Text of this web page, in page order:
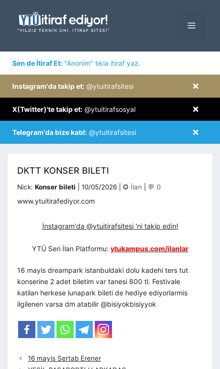
MENÜ
Sen de İtiraf Et: "Anonim" tıkla itiraf yaz.
×
Instagram'da takip et: @ytuitirafsitesi
×
X(Twitter)'te takip et: @ytuitirafsosyal
×
Telegram'da bize katıl: @ytuitirafsitesi
DKTT KONSER BILETI
Nick: Konser bileti 10/05/2026 Kategoriler
✪ İlan 💬 0
www.ytuitirafediyor.com
İnstagram'da @ytuitirafsitesi 'ni takip edin!
YTÜ Seri İlan Platformu: ytukampus.com/ilanlar
16 mayis dreampark istanbuldaki dolu kadehi ters tut
konserine 2 adet biletim var tanesi 800 tl. Festivale
katilan herkese lunapark bileti de hediye ediyorlarmis
ilgilenen varsa dm atabilir @bisiyokbisiyyok
16 mayis Sertab Erener